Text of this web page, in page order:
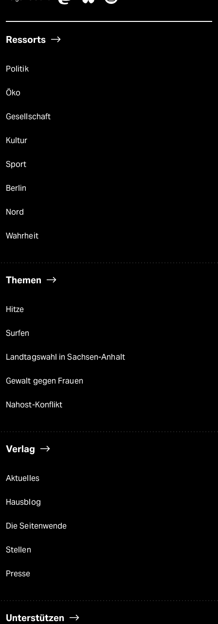
Ressorts
Politik
Öko
Gesellschaft
Kultur
Sport
Berlin
Nord
Wahrheit
Themen
Hitze
Surfen
Landtagswahl in Sachsen-Anhalt
Gewalt gegen Frauen
Nahost-Konflikt
Verlag
Aktuelles
Hausblog
Die Seitenwende
Stellen
Presse
Unterstützen